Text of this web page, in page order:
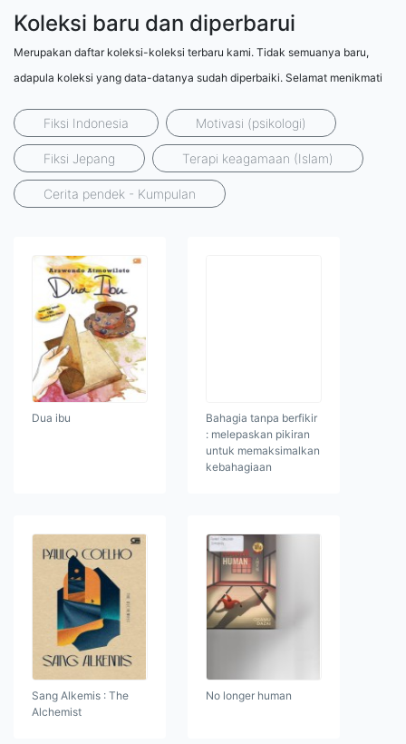
Koleksi baru dan diperbarui
Merupakan daftar koleksi-koleksi terbaru kami. Tidak semuanya baru,
adapula koleksi yang data-datanya sudah diperbaiki. Selamat menikmati
Fiksi Indonesia Motivasi (psikologi)
Fiksi Jepang Terapi keagamaan (Islam)
Cerita pendek - Kumpulan
Dua ibu
Bahagia tanpa berfikir
: melepaskan pikiran
untuk memaksimalkan
kebahagiaan
Sang Alkemis : The
Alchemist
No longer human